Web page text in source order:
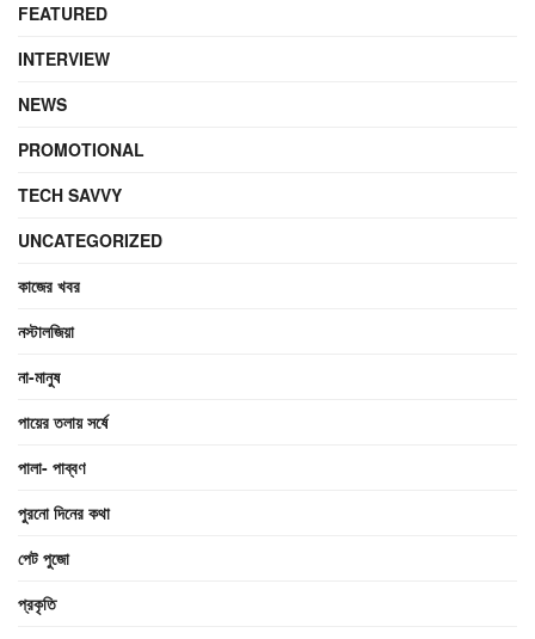
FEATURED
INTERVIEW
NEWS
PROMOTIONAL
TECH SAVVY
UNCATEGORIZED
কাজের খবর
নস্টালজিয়া
না-মানুষ
পায়ের তলায় সর্ষে
পালা- পাব্বণ
পুরনো দিনের কথা
পেট পুজো
প্রকৃতি